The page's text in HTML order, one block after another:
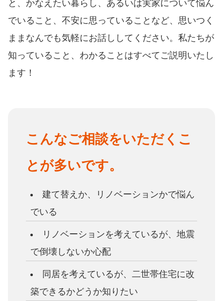
と、かなえたい暮らし、あるいは実家について悩ん
でいること、不安に思っていることなど、思いつく
ままなんでも気軽にお話ししてください。私たちが
知っていること、わかることはすべてご説明いたし
ます！
こんなご相談をいただくこ
とが多いです。
建て替えか、リノベーションかで悩ん
でいる
リノベーションを考えているが、地震
で倒壊しないか心配
同居を考えているが、二世帯住宅に改
築できるかどうか知りたい